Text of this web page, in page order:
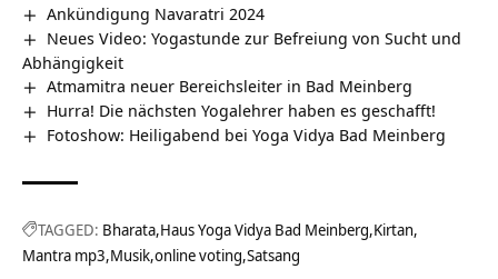
Ankündigung Navaratri 2024
Neues Video: Yogastunde zur Befreiung von Sucht und
Abhängigkeit
Atmamitra neuer Bereichsleiter in Bad Meinberg
Hurra! Die nächsten Yogalehrer haben es geschafft!
Fotoshow: Heiligabend bei Yoga Vidya Bad Meinberg
TAGGED: Bharata Haus Yoga Vidya Bad Meinberg Kirtan
Mantra mp3 Musik online voting Satsang